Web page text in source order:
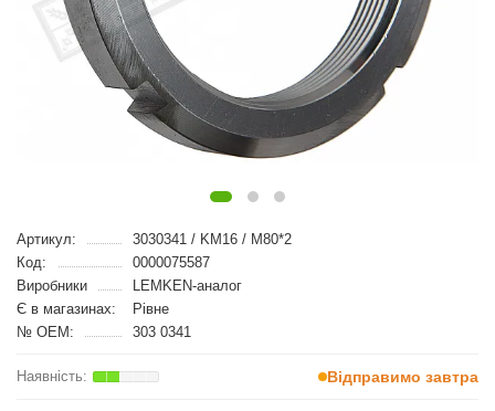
Артикул:
3030341 / KM16 / M80*2
Код:
0000075587
Виробники
LEMKEN-аналог
Є в магазинах:
Рівне
№ OEM:
303 0341
Відправимо завтра